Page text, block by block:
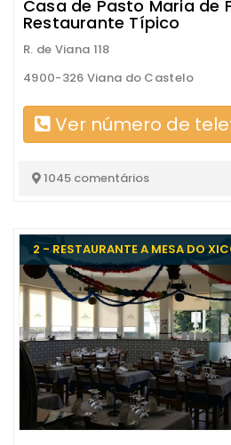
Casa de Pasto Maria de
Restaurante Típico
R. de Viana 118
4900-326 Viana do Castelo
Ver número de
1045 comentários
2 - RESTAURANTE A MESA DO